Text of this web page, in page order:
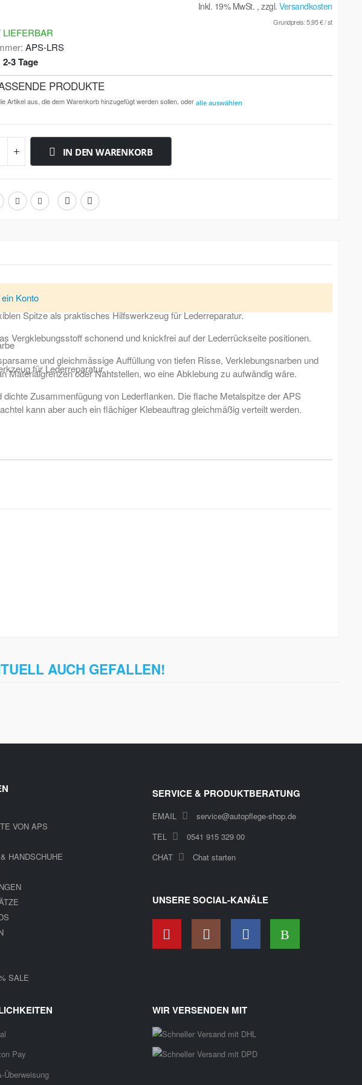
Inkl. 19% MwSt. ,zzgl.Versandkosten
Grundpreis:5,95 €/ st
APS-LRS
2-3 Tage
PRODUKTE
Artikel aus, die dem Warenkorb hinzugefügt werden sollen, oder alle auswählen
IN DEN WARENKORB
einen ergonomischen Holzgriff und eine lange und flexible Metalspitze.
Vergklebungsstoff schonend und knickfrei auf der Lederrückseite positionen.
und gleichmässige Auffüllung von tiefen Risse, Verklebungsnarben und
oder Nahtstellen, wo eine Abklebung zu aufwändig wäre.
Zusammenfügung von Lederflanken. Die flache Metalspitze der APS
kann aber auch ein flächiger Klebeauftrag gleichmäßig verteilt werden.
Spitze als praktisches Hilfswerkzeug für Lederreparatur.
für Lederreparatur.
Konto
AUCH GEFALLEN!
VON APS
HANDSCHUHE
SALE
SERVICE & PRODUKTBERATUNG
EMAIL
service@autopflege-shop.de
TEL
0541 915 329 00
CHAT
Chat starten
UNSERE SOCIAL-KANÄLE
WIR VERSENDEN MIT